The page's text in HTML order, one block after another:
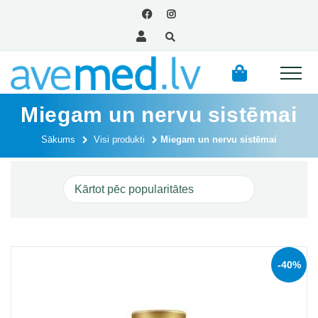
Miegam un nervu sistēmai
Sākums Visi produkti Miegam un nervu sistēmai
-40%